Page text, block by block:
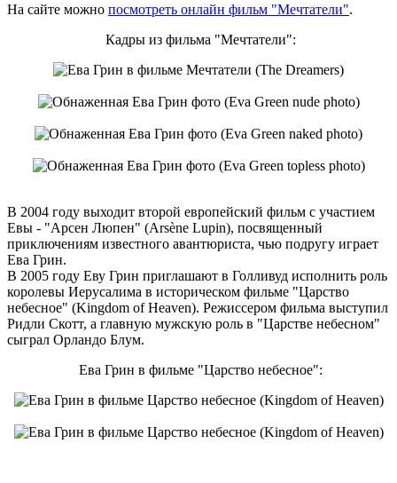
На сайте можно посмотреть онлайн фильм "Мечтатели".
Кадры из фильма "Мечтатели":
В 2004 году выходит второй европейский фильм с участием
Евы - "Арсен Люпен" (Arsène Lupin), посвященный
приключениям известного авантюриста, чью подругу играет
Ева Грин.
В 2005 году Еву Грин приглашают в Голливуд исполнить роль
королевы Иерусалима в историческом фильме "Царство
небесное" (Kingdom of Heaven). Режиссером фильма выступил
Ридли Скотт, а главную мужскую роль в "Царстве небесном"
сыграл Орландо Блум.
Ева Грин в фильме "Царство небесное":